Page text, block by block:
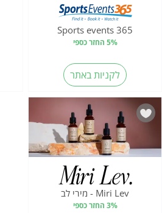
Sports events 365
5% החזר כספי
לקניות באתר
Miri Lev - מירי לב
3% החזר כספי